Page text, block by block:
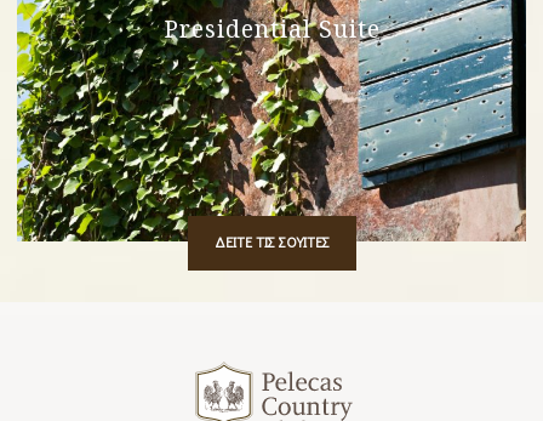
Presidential Suite
ΔΕΙΤΕ ΤΙΣ ΣΟΥΙΤΕΣ